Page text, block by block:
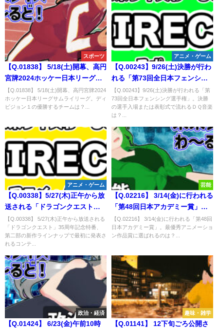
スポーツ
【Q.01838】 5/18(土)開幕、高円
宮牌2024ホッケー日本リーグサ
ムライリーグ。ディビジョン１
の優勝するチームは？
【Q.01838】 5/18(土)開幕、高円宮牌2024
ホッケー日本リーグサムライリーグ。ディ
ビジョン１の優勝するチームは？...
アニメ・ゲーム
【Q.00243】9/26(土)決勝が行わ
れる「第73回全日本フェンシン
グ選手権」。決勝の選手入場ま
たは表彰式で流れるＤＱ音楽は？
【Q.00243】9/26(土)決勝が行われる「第
73回全日本フェンシング選手権」。決勝
の選手入場または表彰式で流れるＤＱ音楽
は？...
アニメ・ゲーム
【Q.00338】5/27(木)正午から放
送される「ドラゴンクエスト」
35周年記念特番、第二部の新作
ラインナップで最初に発表され
るコンテンツは？
【Q.00338】 5/27(木)正午から放送される
「ドラゴンクエスト」35周年記念特番、
第二部の新作ラインナップで最初に発表さ
れるコンテ...
芸能
【Q.02216】 3/14(金)に行われる
「第48回日本アカデミー賞」。
最優秀アニメーション作品賞に
選ばれるのは？
【Q.02216】 3/14(金)に行われる「第48回
日本アカデミー賞」。最優秀アニメーショ
ン作品賞に選ばれるのは？...
政治・経済
【Q.01424】 6/23(金)午前10時
趣味・雑学
【Q.01141】 12下旬ごろ公開さ